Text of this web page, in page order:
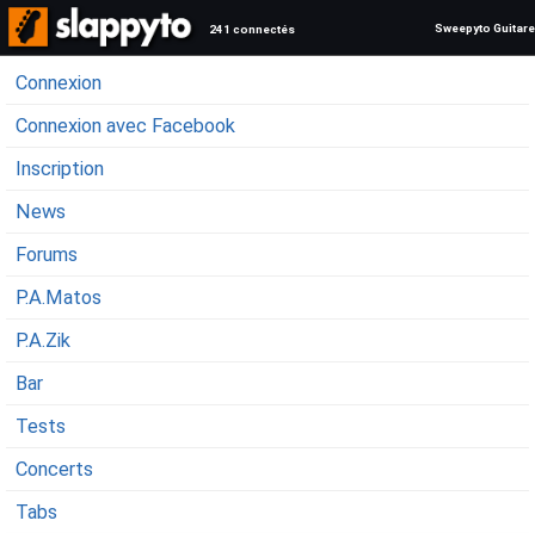
241 connectés Sweepyto Guitare
Connexion
Connexion avec Facebook
Inscription
News
Forums
P.A.Matos
P.A.Zik
Bar
Tests
Concerts
Tabs